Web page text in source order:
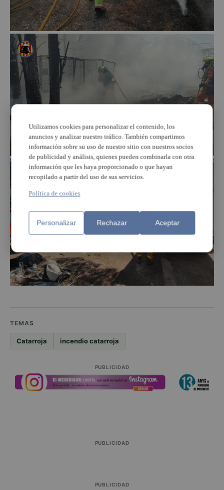
TEMAS
Catarroja incendio catarroja
PUBLICIDAD
PUBLICIDAD
PUBLICIDAD
Utilizamos cookies para personalizar el contenido, los
anuncios y analizar nuestro tráfico. También compartimos
información sobre su uso de nuestro sitio con nuestros socios
de publicidad y análisis, quienes pueden combinarla con otra
información que les haya proporcionado o que hayan
recopilado a partir del uso de sus servicios.
Política de cookies
Personalizar Rechazar Aceptar